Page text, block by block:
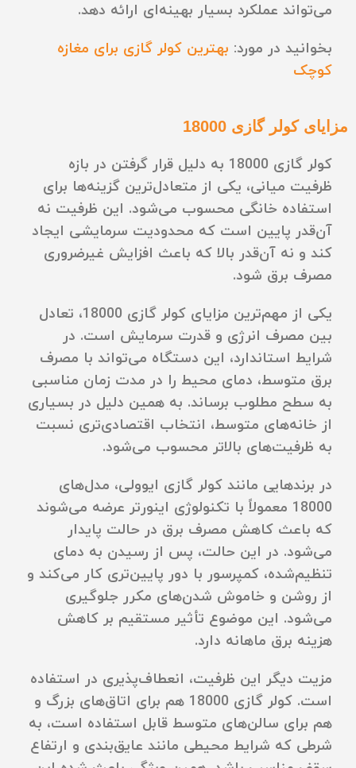
می‌تواند عملکرد بسیار بهینه‌ای ارائه دهد.
بخوانید در مورد: بهترین کولر گازی برای مغازه
کوچک
مزایای کولر گازی 18000
کولر گازی 18000 به دلیل قرار گرفتن در بازه
ظرفیت میانی، یکی از متعادل‌ترین گزینه‌ها برای
استفاده خانگی محسوب می‌شود. این ظرفیت نه
آن‌قدر پایین است که محدودیت سرمایشی ایجاد
کند و نه آن‌قدر بالا که باعث افزایش غیرضروری
مصرف برق شود.
یکی از مهم‌ترین مزایای کولر گازی 18000، تعادل
بین مصرف انرژی و قدرت سرمایش است. در
شرایط استاندارد، این دستگاه می‌تواند با مصرف
برق متوسط، دمای محیط را در مدت زمان مناسبی
به سطح مطلوب برساند. به همین دلیل در بسیاری
از خانه‌های متوسط، انتخاب اقتصادی‌تری نسبت
به ظرفیت‌های بالاتر محسوب می‌شود.
در برندهایی مانند کولر گازی ایوولی، مدل‌های
18000 معمولاً با تکنولوژی اینورتر عرضه می‌شوند
که باعث کاهش مصرف برق در حالت پایدار
می‌شود. در این حالت، پس از رسیدن به دمای
تنظیم‌شده، کمپرسور با دور پایین‌تری کار می‌کند و
از روشن و خاموش شدن‌های مکرر جلوگیری
می‌شود. این موضوع تأثیر مستقیم بر کاهش
هزینه برق ماهانه دارد.
مزیت دیگر این ظرفیت، انعطاف‌پذیری در استفاده
است. کولر گازی 18000 هم برای اتاق‌های بزرگ و
هم برای سالن‌های متوسط قابل استفاده است، به
شرطی که شرایط محیطی مانند عایق‌بندی و ارتفاع